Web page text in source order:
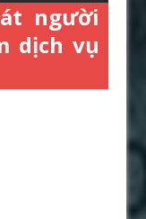
người
dịch vụ